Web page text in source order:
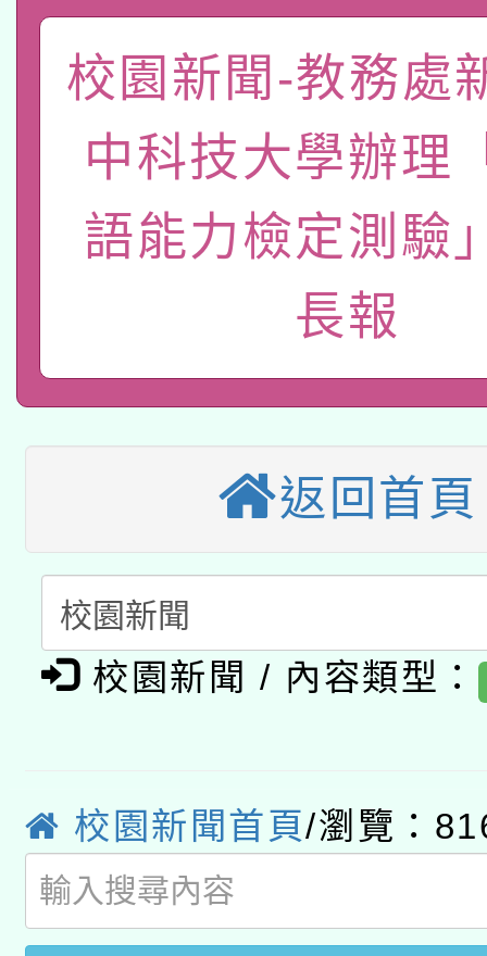
礎課程
A3數位素養講師名單
「數位內容與教學軟體
pilot」
有關大陸委員會函釋公
薪期間赴陸應申請許可
轉知經濟部水利署委託
業技術研究院辦理「
用水績優單位及節水達
115年8月22日(星期六
桃園市孔廟祈福系列
2026年桃園地景藝術
本校115學年度第2次
招甄選結果公告(無人
適應運動共學行動站研
本館辦理115年度閱讀
暨閱讀推動專業研習
科技賦能─人工智慧
礎課程
A3數位素養講師名單
「數位內容與教學軟體
pilot」
有關大陸委員會函釋公
用水績優單位及節水達
動」
桃園市孔廟祈福系列
開 智慧啟航」
2026年桃園地景藝術
校園新聞-教務處
中科技大學辦理
語能力檢定測驗
長報
返回首頁
校園新聞 / 內容類型：
校園新聞首頁/瀏覽：